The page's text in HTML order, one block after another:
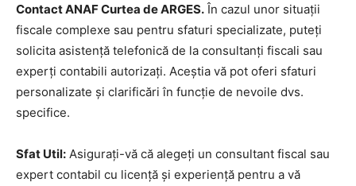
Contact ANAF Curtea de ARGES. În cazul unor situații
fiscale complexe sau pentru sfaturi specializate, puteți
solicita asistență telefonică de la consultanți fiscali sau
experți contabili autorizați. Aceștia vă pot oferi sfaturi
personalizate și clarificări în funcție de nevoile dvs.
specifice.
Sfat Util: Asigurați-vă că alegeți un consultant fiscal sau
expert contabil cu licență și experiență pentru a vă